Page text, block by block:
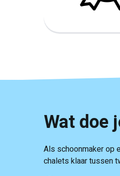
Wat doe
Als schoonmaker op
chalets klaar tussen